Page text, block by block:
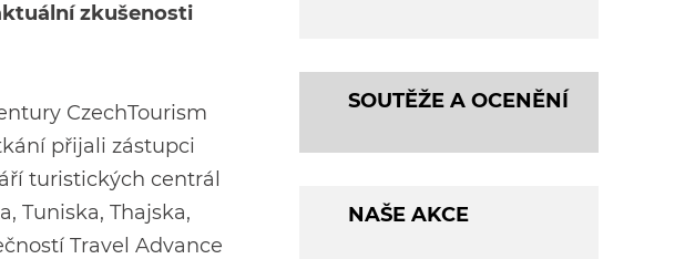
zkušenosti
CzechTourism
přijali zástupci
turistických centrál
Tuniska, Thajska,
Travel Advance
SOUTĚŽE A OCENĚNÍ
NAŠE AKCE